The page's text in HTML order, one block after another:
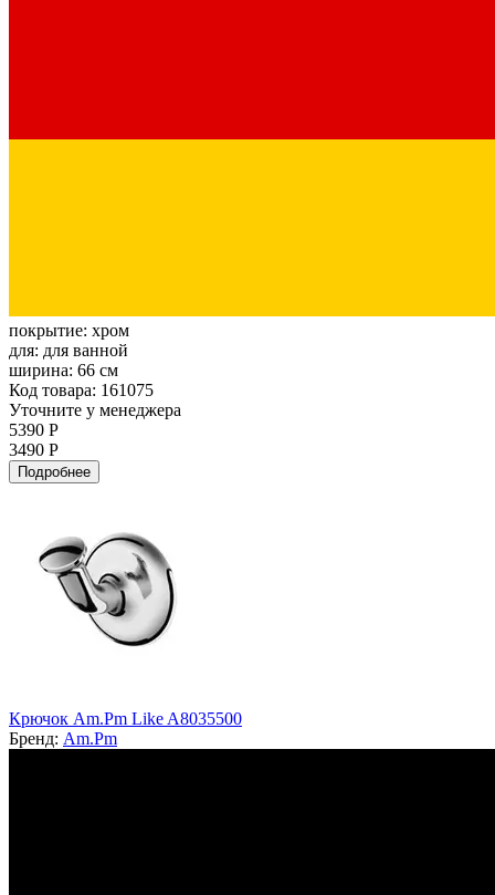
покрытие: хром
для: для ванной
ширина: 66 см
Код товара: 161075
Уточните у менеджера
5390 Р
3490 Р
Подробнее
Крючок Am.Pm Like A8035500
Бренд: Am.Pm